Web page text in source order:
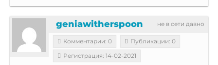
не в сети давно
geniawitherspoon
Комментарии: 0
Публикации: 0
Регистрация: 14-02-2021